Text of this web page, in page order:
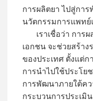
การผลิตยา ไปสู่กา
นวัตกรรมการแพท
เราเชื่อว่า กา
เอกชน จะช่วยสร้าง
ของประเทศ ตั้งแต่
การนำไปใช้ประโ
การพัฒนาภายใต้ค
กระบวนการประเมิ